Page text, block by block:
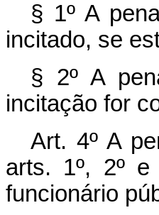
§ 1º A
incitado, se
§ 2º A
incitação for
Art. 4º A
arts. 1º, 2º
funcionário